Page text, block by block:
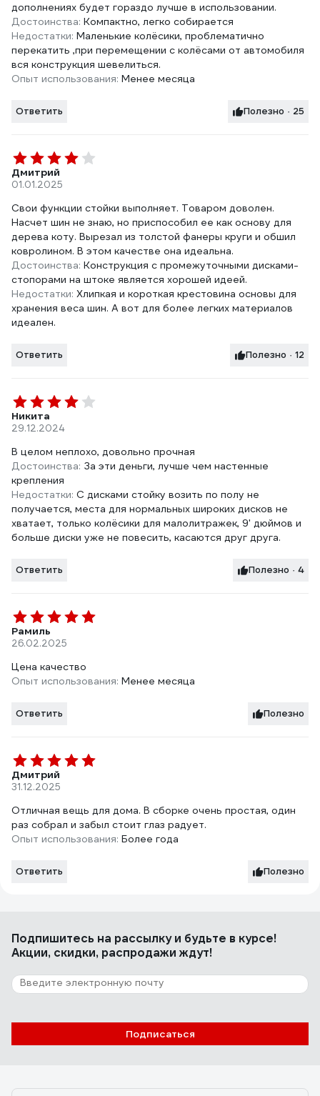
дополнениях будет гораздо лучше в использовании.
Достоинства: Компактно, легко собирается
Недостатки: Маленькие колёсики, проблематично
перекатить ,при перемещении с колёсами от автомобиля
вся конструкция шевелиться.
Опыт использования: Менее месяца
Ответить Полезно · 25
Дмитрий
01.01.2025
Свои функции стойки выполняет. Товаром доволен.
Насчет шин не знаю, но приспособил ее как основу для
дерева коту. Вырезал из толстой фанеры круги и обшил
ковролином. В этом качестве она идеальна.
Достоинства: Конструкция с промежуточными дисками-
стопорами на штоке является хорошей идеей.
Недостатки: Хлипкая и короткая крестовина основы для
хранения веса шин. А вот для более легких материалов
идеален.
Ответить Полезно · 12
Никита
29.12.2024
В целом неплохо, довольно прочная
Достоинства: За эти деньги, лучше чем настенные
крепления
Недостатки: С дисками стойку возить по полу не
получается, места для нормальных широких дисков не
хватает, только колёсики для малолитражек, 9' дюймов и
больше диски уже не повесить, касаются друг друга.
Ответить Полезно · 4
Рамиль
26.02.2025
Цена качество
Опыт использования: Менее месяца
Ответить Полезно
Дмитрий
31.12.2025
Отличная вещь для дома. В сборке очень простая, один
раз собрал и забыл стоит глаз радует.
Опыт использования: Более года
Ответить Полезно
Подпишитесь на рассылкуи будьте в курсе!
Акции, скидки, распродажи ждут!
Подписаться